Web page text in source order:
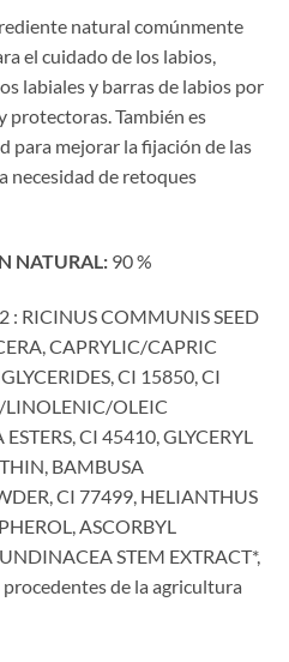
natural comúnmente
el cuidado de los labios,
labiales y barras de labios por
También es
para mejorar la fijación de las
necesidad de retoques
NATURAL: 90 %
: RICINUS COMMUNIS SEED
CAPRYLIC/CAPRIC
CI 15850, CI
LINOLENIC/OLEIC
CI 45410, GLYCERYL
BAMBUSA
CI 77499, HELIANTHUS
ASCORBYL
STEM EXTRACT*,
de la agricultura